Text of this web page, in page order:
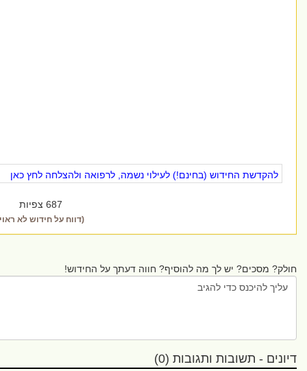
החידוש (בחינם!) לעילוי נשמה, לרפואה ולהצלחה לחץ כאן
(דווח על חידוש לא ראוי)
יש לך מה להוסיף? חווה דעתך על החידוש!
- תשובות ותגובות (0)